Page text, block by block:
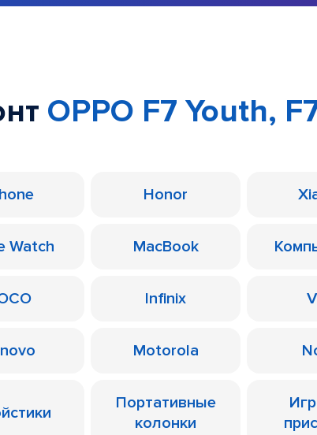
OPPO F7 Youth,
Honor
Watch MacBook
Infinix
Motorola
Портативные
колонки